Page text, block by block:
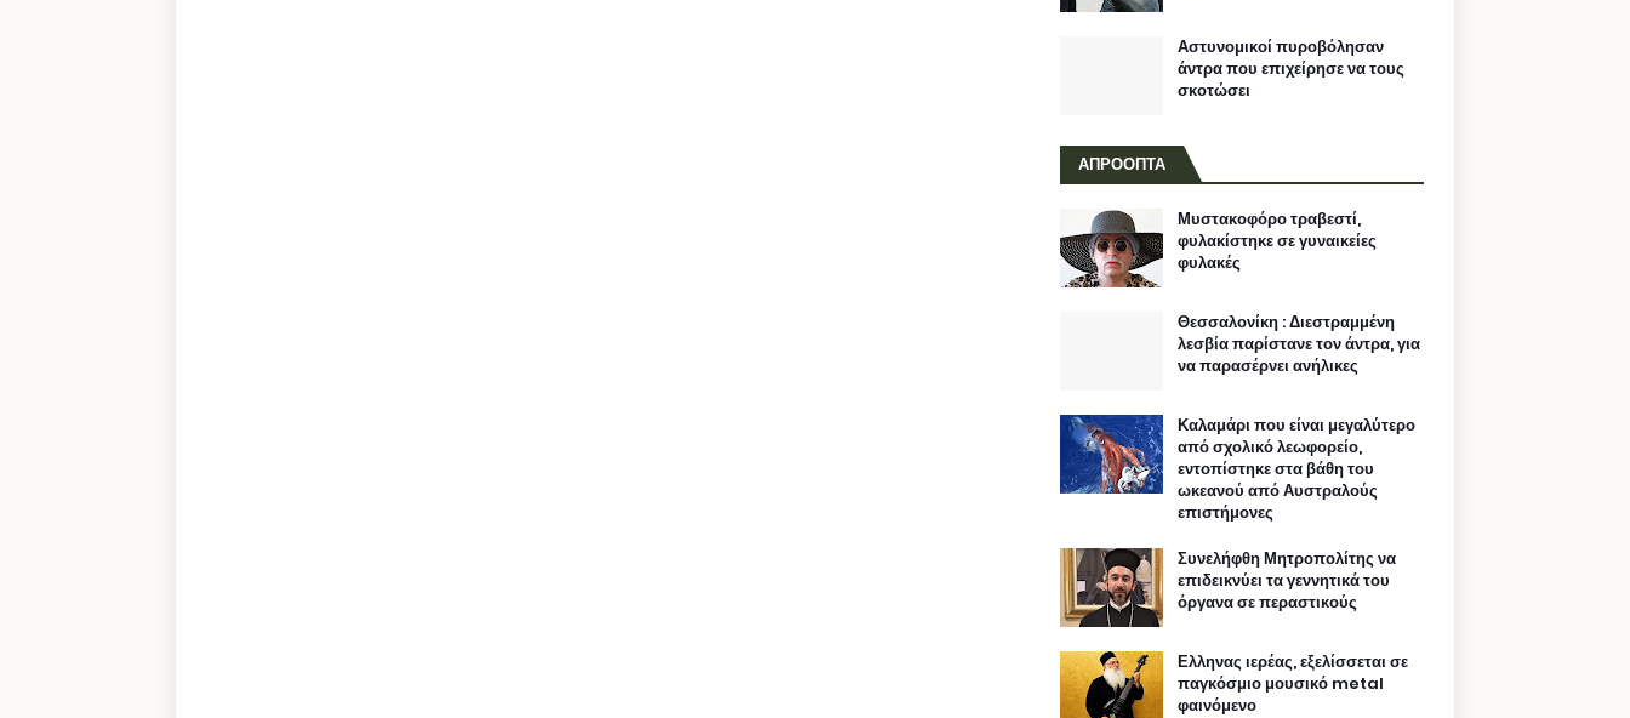
Αστυνομικοί πυροβόλησαν
άντρα που επιχείρησε να τους
σκοτώσει
ΑΠΡΟΟΠΤΑ
Μυστακοφόρο τραβεστί,
φυλακίστηκε σε γυναικείες
φυλακές
Θεσσαλονίκη : Διεστραμμένη
λεσβία παρίστανε τον άντρα, για
να παρασέρνει ανήλικες
Καλαμάρι που είναι μεγαλύτερο
από σχολικό λεωφορείο,
εντοπίστηκε στα βάθη του
ωκεανού από Αυστραλούς
επιστήμονες
Συνελήφθη Μητροπολίτης να
επιδεικνύει τα γεννητικά του
όργανα σε περαστικούς
Ελληνας ιερέας, εξελίσσεται σε
παγκόσμιο μουσικό metal
φαινόμενο